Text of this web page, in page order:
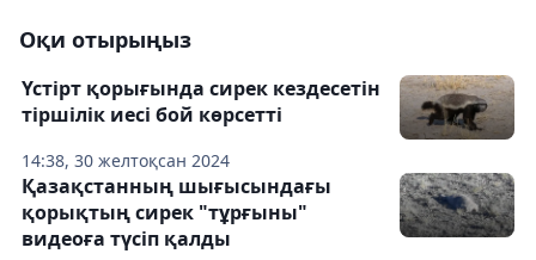
Оқи отырыңыз
14:38, 30 желтоқсан 2024
Үстірт қорығында сирек кездесетін
тіршілік иесі бой көрсетті
Қазақстанның шығысындағы
қорықтың сирек "тұрғыны"
видеоға түсіп қалды